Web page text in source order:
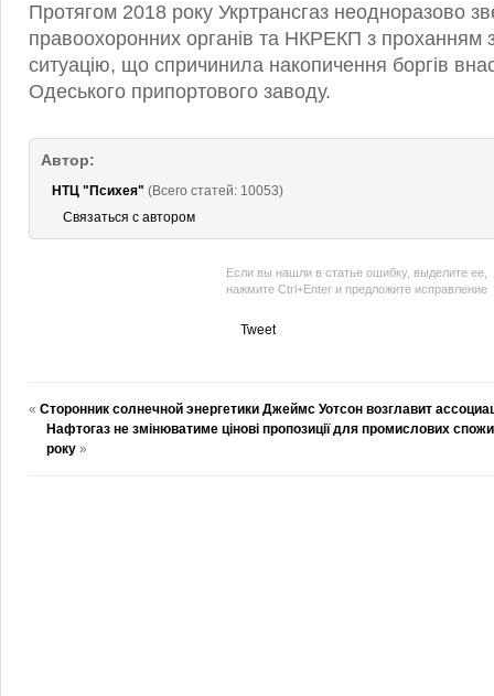
Протягом 2018 року Укртрансгаз неодноразово
правоохоронних органів та НКРЕКП з проханням
ситуацію, що спричинила накопичення боргів
Одеського припортового заводу.
Автор:
НТЦ "Психея" (Всего статей: 10053)
Связаться с автором
Если вы нашли в статье ошибку, выделите ее,
нажмите Ctrl+Enter и предложите исправление
Tweet
« Сторонник солнечной энергетики Джеймс Уотсон возглавит
Нафтогаз не змінюватиме цінові пропозиції для промислових
року »